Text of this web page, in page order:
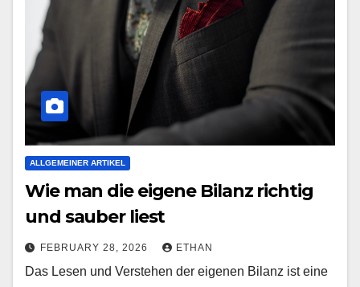
ALLGEMEINER ARTIKEL
Wie man die eigene Bilanz richtig
und sauber liest
FEBRUARY 28, 2026 ETHAN
Das Lesen und Verstehen der eigenen Bilanz ist eine